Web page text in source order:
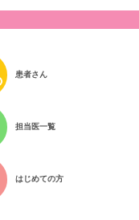
患者さん
担当医一覧
はじめての方